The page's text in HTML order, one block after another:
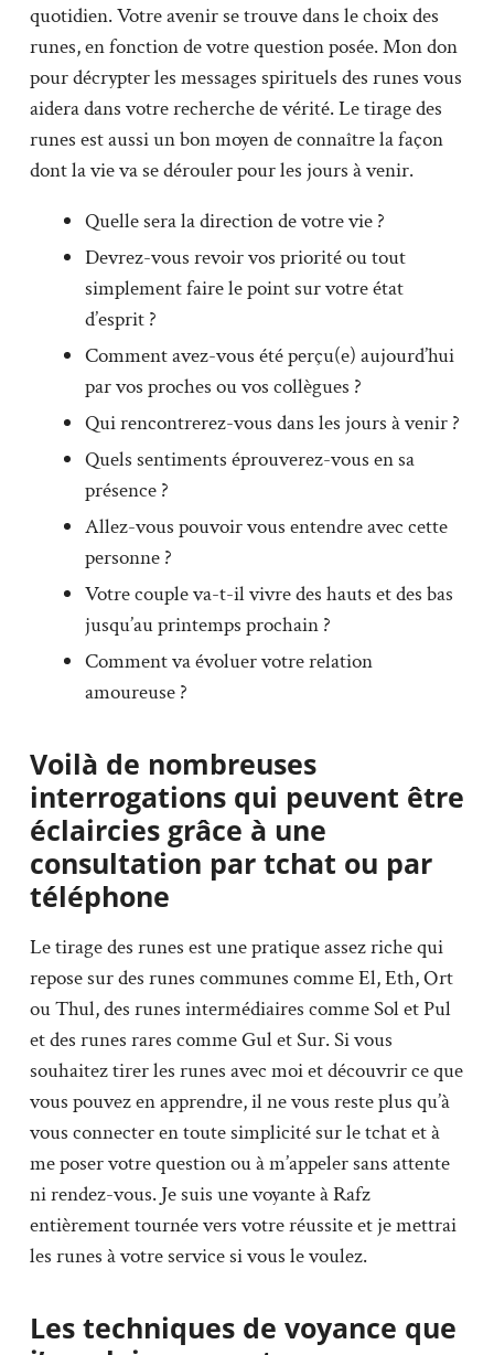
quotidien. Votre avenir se trouve dans le choix des
runes, en fonction de votre question posée. Mon don
pour décrypter les messages spirituels des runes vous
aidera dans votre recherche de vérité. Le tirage des
runes est aussi un bon moyen de connaître la façon
dont la vie va se dérouler pour les jours à venir.
Quelle sera la direction de votre vie ?
Devrez-vous revoir vos priorité ou tout
simplement faire le point sur votre état
d’esprit ?
Comment avez-vous été perçu(e) aujourd’hui
par vos proches ou vos collègues ?
Qui rencontrerez-vous dans les jours à venir ?
Quels sentiments éprouverez-vous en sa
présence ?
Allez-vous pouvoir vous entendre avec cette
personne ?
Votre couple va-t-il vivre des hauts et des bas
jusqu’au printemps prochain ?
Comment va évoluer votre relation
amoureuse ?
Voilà de nombreuses
interrogations qui peuvent être
éclaircies grâce à une
consultation par tchat ou par
téléphone
Le tirage des runes est une pratique assez riche qui
repose sur des runes communes comme El, Eth, Ort
ou Thul, des runes intermédiaires comme Sol et Pul
et des runes rares comme Gul et Sur. Si vous
souhaitez tirer les runes avec moi et découvrir ce que
vous pouvez en apprendre, il ne vous reste plus qu’à
vous connecter en toute simplicité sur le tchat et à
me poser votre question ou à m’appeler sans attente
ni rendez-vous. Je suis une voyante à Rafz
entièrement tournée vers votre réussite et je mettrai
les runes à votre service si vous le voulez.
Les techniques de voyance que